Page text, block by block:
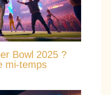
Bowl 2025 ?
mi-temps